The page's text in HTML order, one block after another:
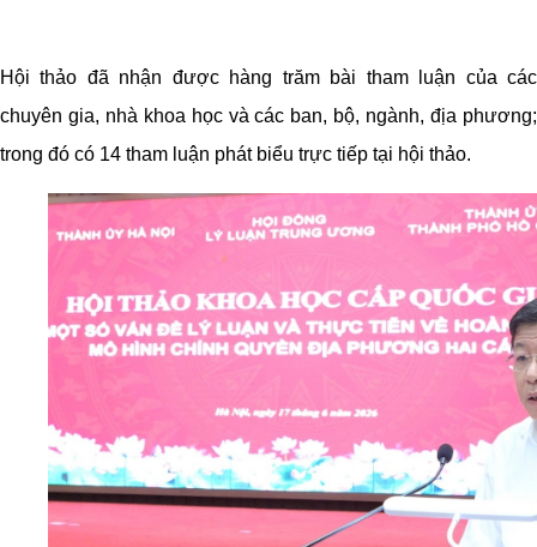
Hội thảo đã nhận được hàng trăm bài tham luận của các
chuyên gia, nhà khoa học và các ban, bộ, ngành, địa phương;
trong đó có 14 tham luận phát biểu trực tiếp tại hội thảo.